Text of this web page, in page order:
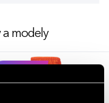
modely